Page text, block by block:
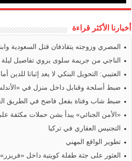
أخبارنا الأكثر قراءة
المصري وزوجته يتقاذفان قتل السعودية
الناجي من جريمة سلوى يروي تفاصيل ليلة
العتيبي: التحويل البنكي لا يعد إثباتا للدين
ضبط أسلحة وقنابل داخل منزل في
ضبط شاب وفتاة بفعل فاضح في الطريق
«الأمن الجنائي» يبدأ بشن حملات مكثفة
التجنيس العقاري في تركيا
تطوير الواقع المهني
العثور على جثة طفلة كويتية داخل «فريزر»